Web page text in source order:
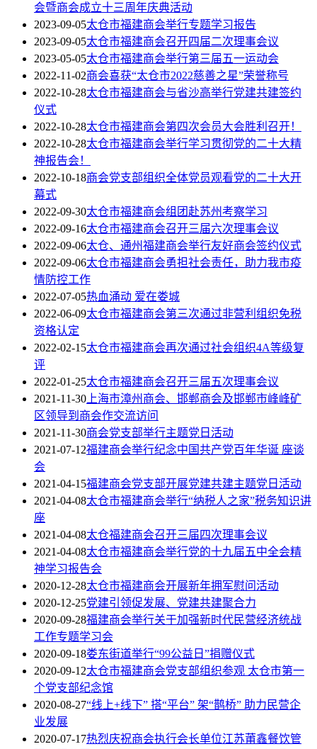
会暨商会成立十三周年庆典活动
2023-09-05太仓市福建商会举行专题学习报告
2023-09-05太仓市福建商会召开四届二次理事会议
2023-05-05太仓市福建商会举行第三届五一运动会
2022-11-02商会喜获“太仓市2022慈善之星”荣誉称号
2022-10-28太仓市福建商会与省沙高举行党建共建签约
仪式
2022-10-28太仓市福建商会第四次会员大会胜利召开！
2022-10-28太仓市福建商会举行学习贯彻党的二十大精
神报告会！
2022-10-18商会党支部组织全体党员观看党的二十大开
幕式
2022-09-30太仓市福建商会组团赴苏州考察学习
2022-09-16太仓市福建商会召开三届六次理事会议
2022-09-06太仓、通州福建商会举行友好商会签约仪式
2022-09-06太仓市福建商会勇担社会责任，助力我市疫
情防控工作
2022-07-05热血涌动 爱在娄城
2022-06-09太仓市福建商会第三次通过非营利组织免税
资格认定
2022-02-15太仓市福建商会再次通过社会组织4A等级复
评
2022-01-25太仓市福建商会召开三届五次理事会议
2021-11-30上海市漳州商会、邯郸商会及邯郸市峰峰矿
区领导到商会作交流访问
2021-11-30商会党支部举行主题党日活动
2021-07-12福建商会举行纪念中国共产党百年华诞 座谈
会
2021-04-15福建商会党支部开展党建共建主题党日活动
2021-04-08太仓市福建商会举行“纳税人之家”税务知识讲
座
2021-04-08太仓福建商会召开三届四次理事会议
2021-04-08太仓市福建商会举行党的十九届五中全会精
神学习报告会
2020-12-28太仓市福建商会开展新年拥军慰问活动
2020-12-25党建引领促发展、党建共建聚合力
2020-09-28福建商会举行关于加强新时代民营经济统战
工作专题学习会
2020-09-18娄东街道举行“99公益日”捐赠仪式
2020-09-12太仓市福建商会党支部组织参观 太仓市第一
个党支部纪念馆
2020-08-27“线上+线下” 搭“平台” 架“鹊桥” 助力民营企
业发展
2020-07-17热烈庆祝商会执行会长单位江苏莆鑫餐饮管